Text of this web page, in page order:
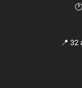
📍 32